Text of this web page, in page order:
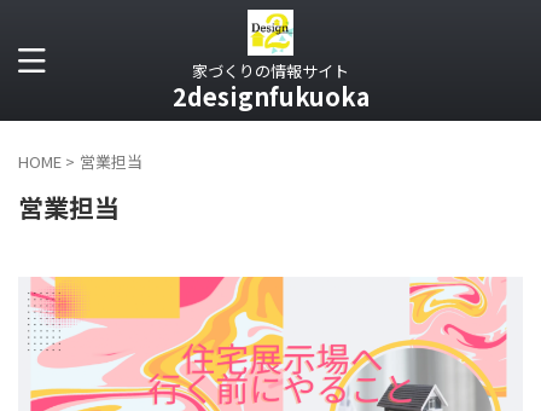
家づくりの情報サイト
2designfukuoka
HOME > 営業担当
営業担当